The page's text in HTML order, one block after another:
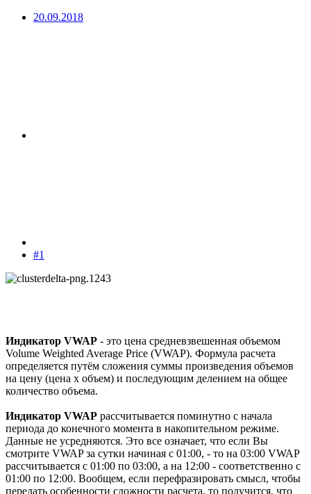
20.09.2018
#1
Индикатор VWAP - это цена средневзвешенная объемом
Volume Weighted Average Price (VWAP). Формула расчета
определяется путём сложения суммы произведения объемов
на цену (цена x объем) и последующим делением на общее
количество объема.
Индикатор VWAP раcсчитывается поминутно с начала
периода до конечного момента в накопительном режиме.
Данные не усредняются. Это все означает, что если Вы
смотрите VWAP за сутки начиная с 01:00, - то на 03:00 VWAP
раcсчитывается с 01:00 по 03:00, а на 12:00 - соответственно с
01:00 по 12:00. Вообщем, если перефразировать смысл, чтобы
передать особенности сложности расчета, то получится, что